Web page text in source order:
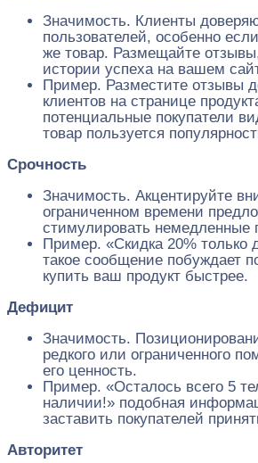
Значимость. Клиенты
пользователей, особенно
же товар. Размещайте
истории успеха на вашем
Пример. Разместите отзывы
клиентов на странице
потенциальные покупатели
товар пользуется
Срочность
Значимость. Акцентируйте
ограниченном времени
стимулировать немедленные
Пример. «Скидка 20% только
такое сообщение побуждает
купить ваш продукт быстрее.
Дефицит
Значимость.
редкого или ограниченного
его ценность.
Пример. «Осталось всего 5
наличии!» подобная
заставить покупателей
Авторитет